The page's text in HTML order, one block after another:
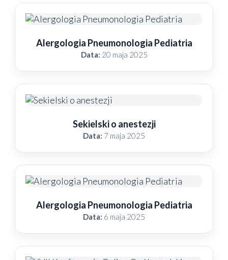
Alergologia Pneumonologia Pediatria
Data: 20 maja 2025
Sekielski o anestezji
Data: 7 maja 2025
Alergologia Pneumonologia Pediatria
Data: 6 maja 2025